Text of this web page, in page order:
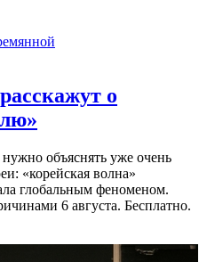
о
нужно объяснять уже очень
«корейская волна»
глобальным феноменом.
6 августа. Бесплатно.